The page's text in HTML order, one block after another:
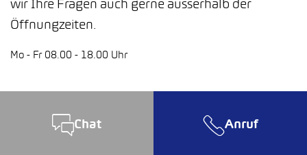
wir Ihre Fragen auch gerne ausserhalb der
Öffnungzeiten.
Mo - Fr 08.00 - 18.00 Uhr
Chat Anruf